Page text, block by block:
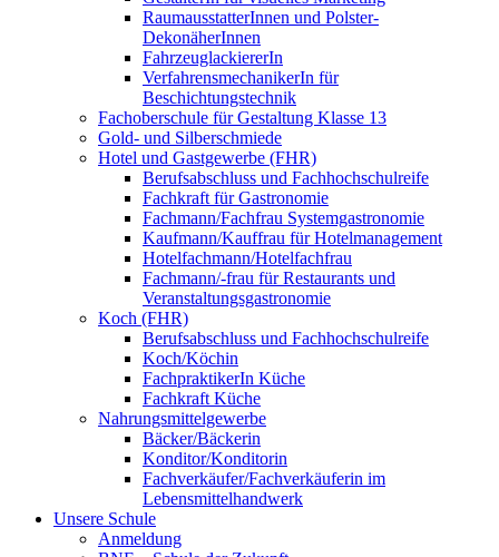
RaumausstatterInnen und Polster-
DekonäherInnen
FahrzeuglackiererIn
VerfahrensmechanikerIn für
Beschichtungstechnik
Fachoberschule für Gestaltung Klasse 13
Gold- und Silberschmiede
Hotel und Gastgewerbe (FHR)
Berufsabschluss und Fachhochschulreife
Fachkraft für Gastronomie
Fachmann/Fachfrau Systemgastronomie
Kaufmann/Kauffrau für Hotelmanagement
Hotelfachmann/Hotelfachfrau
Fachmann/-frau für Restaurants und
Veranstaltungsgastronomie
Koch (FHR)
Berufsabschluss und Fachhochschulreife
Koch/Köchin
FachpraktikerIn Küche
Fachkraft Küche
Nahrungsmittelgewerbe
Bäcker/Bäckerin
Konditor/Konditorin
Fachverkäufer/Fachverkäuferin im
Lebensmittelhandwerk
Unsere Schule
Anmeldung